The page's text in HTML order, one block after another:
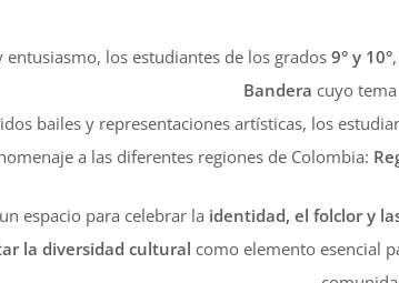
entusiasmo, los estudiantes de los grados 9° y 10°
Bandera cuyo
bailes y representaciones artísticas, los
a las diferentes regiones de Colombia:
espacio para celebrar la identidad, el folclor y
la diversidad cultural como elemento esencial